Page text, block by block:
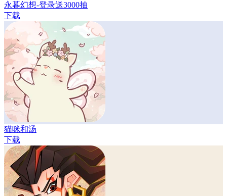
永暮幻想-登录送3000抽
下载
猫咪和汤
下载